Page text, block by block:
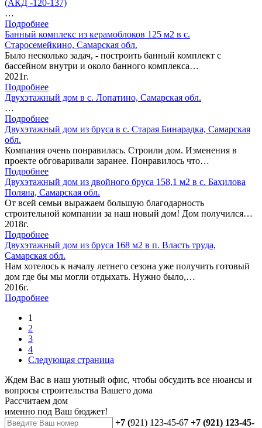
(АКД -120-137)
…
Подробнее
Банный комплекс из керамоблоков 125 м2 в с.
Старосемейкино, Самарская обл.
Было несколько задач, - построить банный комплект с
бассейном внутри и около банного комплекса…
2021г.
Подробнее
Двухэтажный дом в с. Лопатино, Самарская обл.
…
Подробнее
Двухэтажный дом из бруса в с. Старая Бинарадка, Самарская
обл.
Компания очень понравилась. Строили дом. Изменения в
проекте обговаривали заранее. Понравилось что…
Подробнее
Двухэтажный дом из двойного бруса 158,1 м2 в с. Бахилова
Поляна, Самарская обл.
От всей семьи выражаем большую благодарность
строительной компании за наш новый дом! Дом получился…
2018г.
Подробнее
Двухэтажный дом из бруса 168 м2 в п. Власть труда,
Самарская обл.
Нам хотелось к началу летнего сезона уже получить готовый
дом где бы мы могли отдыхать. Нужно было,…
2016г.
Подробнее
1
2
3
4
Следующая страница
Ждем Вас в наш уютный офис, чтобы обсудить все нюансы и
вопросы строительства Вашего дома
Рассчитаем дом
именно под Ваш бюджет!
+7 (921) 123-45-67 +7 (921) 123-45-